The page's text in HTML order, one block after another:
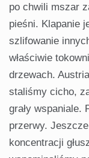
po chwili mszar
pieśni. Klapanie
szlifowanie
właściwie
drzewach.
staliśmy cicho,
grały wspaniale.
przerwy.
koncentracji